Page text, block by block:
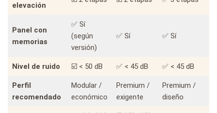
elevación
Panel con
memorias
✅ Sí
(según
versión)
✅ Sí ✅ Sí
Nivel de ruido ☑️ < 50 dB ✅ < 45 dB ✅ < 45 dB
Perfil
recomendado
Modular /
económico
Premium /
exigente
Premium /
diseño